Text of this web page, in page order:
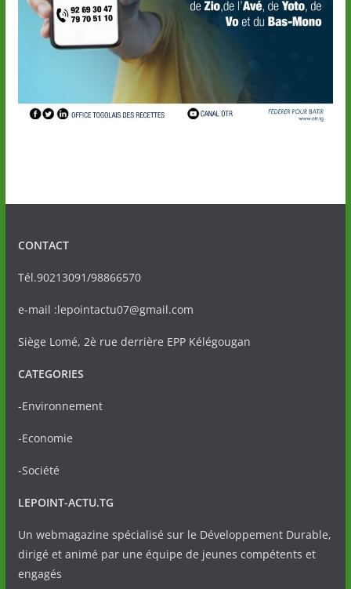
CONTACT
Tél.90213091/98866570
e-mail :lepointactu07@gmail.com
Siège Lomé, 2è rue derrière EPP Kélégougan
CATEGORIES
-Environnement
-Economie
-Société
LEPOINT-ACTU.TG
Un webmagazine spécialisé sur le Développement Durable,
dirigé et animé par une équipe de jeunes compétents et
engagés